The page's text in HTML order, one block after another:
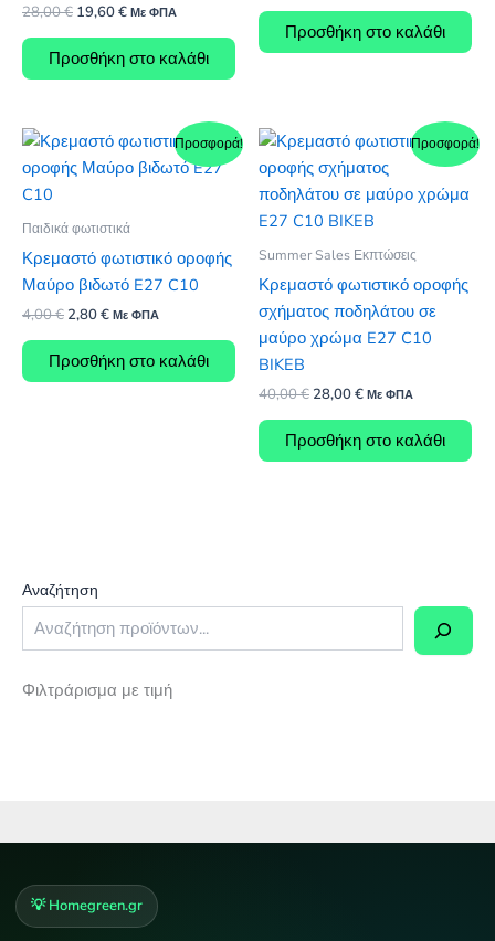
28,00€ Original
was:
28,00 €.
19,60€Η
είναι:
19,60 €.
Με ΦΠΑ
Προσθήκη στο καλάθι
was:
12,00 €.είναι:
8,40 €.
Προσθήκη στο καλάθι
Προσφορά!
Παιδικά φωτιστικά
Κρεμαστό φωτιστικό οροφής
Μαύρο βιδωτό E27 C10
4,00€ Original
was:
4,00 €.
2,80€Η
είναι:
2,80 €.
Με ΦΠΑ
Προσθήκη στο καλάθι
Προσφορά!
Summer Sales Εκπτώσεις
Κρεμαστό φωτιστικό οροφής
σχήματος ποδηλάτου σε
μαύρο χρώμα E27 C10
BIKEB
40,00€ Original
was:
40,00 €.
28,00€Η
είναι:
28,00 €.
Με ΦΠΑ
Προσθήκη στο καλάθι
Αναζήτηση
Φιλτράρισμα με τιμή
💡 Homegreen.gr